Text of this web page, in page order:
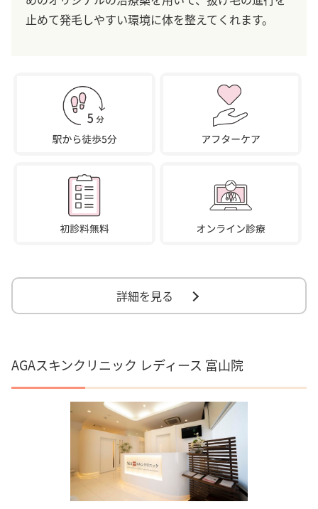
止めて発毛しやすい環境に体を整えてくれます。
詳細を見る
AGAスキンクリニック レディース 富山院